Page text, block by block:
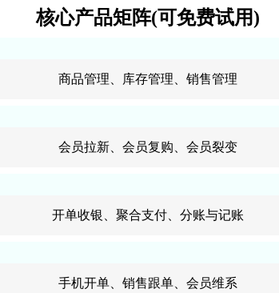
核心产品矩阵(可免费试用)
商品管理、库存管理、销售管理
会员拉新、会员复购、会员裂变
开单收银、聚合支付、分账与记账
手机开单、销售跟单、会员维系